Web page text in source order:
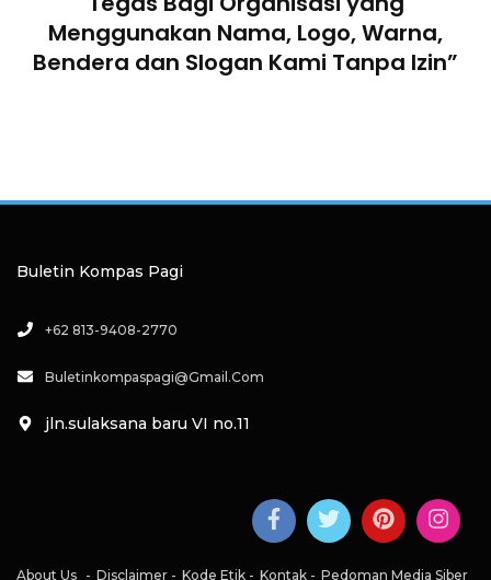
Menggunakan Nama, Logo, Warna,
Bendera dan Slogan Kami Tanpa Izin”
Buletin Kompas Pagi
+62 813-9408-2770
Buletinkompaspagi@gmail.com
jln.sulaksana baru VI no.11
About Us Disclaimer Kode Etik Kontak Pedoman Media Siber